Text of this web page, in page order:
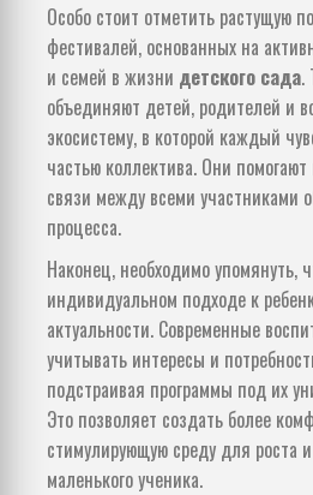
Особо стоит отметить растущую
фестивалей, основанных на
и семей в жизни детского сада.
объединяют детей, родителей и
экосистему, в которой каждый
частью коллектива. Они
связи между всеми участниками
процесса.
Наконец, необходимо упомянуть,
индивидуальном подходе к
актуальности. Современные
учитывать интересы и
подстраивая программы под их
Это позволяет создать более
стимулирующую среду для роста
маленького ученика.